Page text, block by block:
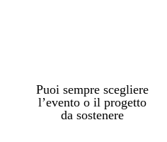
Puoi sempre scegliere
l’evento o il progetto
da sostenere